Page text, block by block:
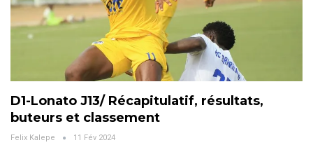
D1-Lonato J13/ Récapitulatif, résultats,
buteurs et classement
Felix Kalepe 11 Fév 2024